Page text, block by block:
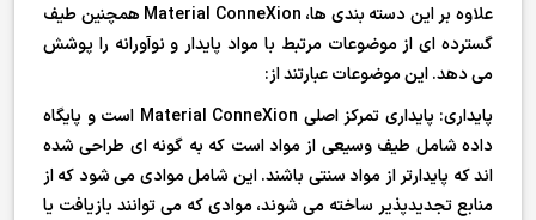
علاوه بر این دسته بندی ها، Material ConneXion همچنین طیف
گسترده ای از موضوعات مرتبط با مواد پایدار و نوآورانه را پوشش
می دهد. این موضوعات عبارتند از:
پایداری: پایداری تمرکز اصلی Material ConneXion است و پایگاه
داده شامل طیف وسیعی از مواد است که به گونه ای طراحی شده
اند که پایدارتر از مواد سنتی باشند. این شامل موادی می شود که از
منابع تجدیدپذیر ساخته می شوند، موادی که می توانند بازیافت یا